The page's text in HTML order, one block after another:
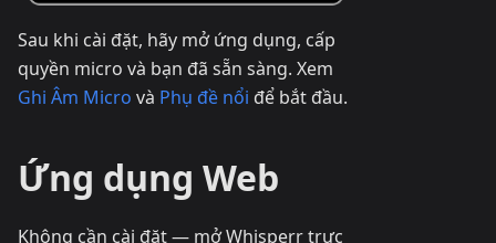
Sau khi cài đặt, hãy mở ứng dụng, cấp
quyền micro và bạn đã sẵn sàng. Xem
Ghi Âm Micro và Phụ đề nổi để bắt đầu.
Ứng dụng Web
Không cần cài đặt — mở Whisperr trực